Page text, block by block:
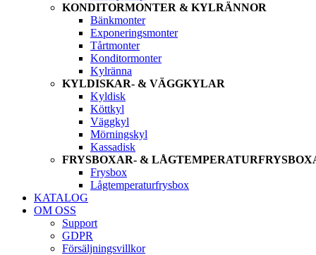
KONDITORMONTER & KYLRÄNNOR
Bänkmonter
Exponeringsmonter
Tårtmonter
Konditormonter
Kylränna
KYLDISKAR- & VÄGGKYLAR
Kyldisk
Köttkyl
Väggkyl
Mörningskyl
Kassadisk
FRYSBOXAR- &
Frysbox
Lågtemperaturfrysbox
KATALOG
OM OSS
Support
GDPR
Försäljningsvillkor